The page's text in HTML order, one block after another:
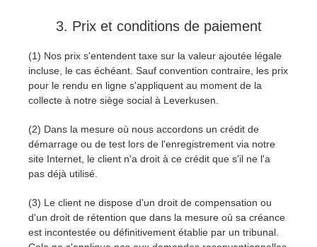
SketchUp
3. Prix et conditions de paiement
(1) Nos prix s'entendent taxe sur la valeur ajoutée légale
incluse, le cas échéant. Sauf convention contraire, les prix
pour le rendu en ligne s'appliquent au moment de la
collecte à notre siège social à Leverkusen.
(2) Dans la mesure où nous accordons un crédit de
démarrage ou de test lors de l'enregistrement via notre
site Internet, le client n'a droit à ce crédit que s'il ne l'a
pas déjà utilisé.
(3) Le client ne dispose d'un droit de compensation ou
d'un droit de rétention que dans la mesure où sa créance
est incontestée ou définitivement établie par un tribunal.